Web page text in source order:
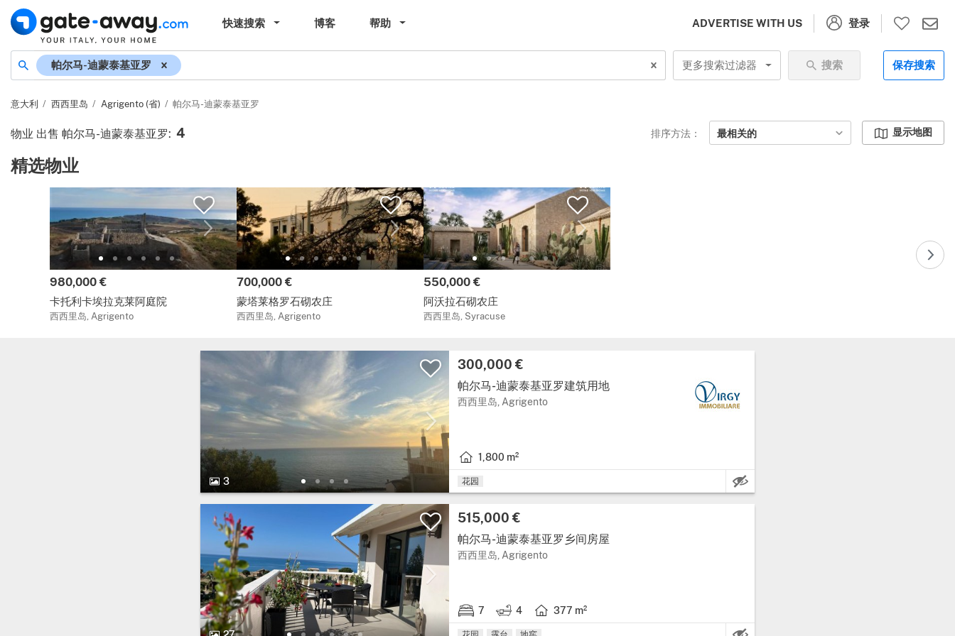
快速搜索 博客 帮助 ADVERTISE WITH US 登录
地名
帕尔马-迪蒙泰基亚罗 更多搜索过滤器 搜索 保存搜索
意大利 西西里岛 Agrigento (省) 帕尔马-迪蒙泰基亚罗
物业 出售 帕尔马-迪蒙泰基亚罗: 4 排序方法： 最相关的 显示地图
精选物业
价格:
980,000 €
卡托利卡埃拉克莱阿庭院
西西里岛, Agrigento
价格:
700,000 €
蒙塔莱格罗石砌农庄
西西里岛, Agrigento
价格:
550,000 €
阿沃拉石砌农庄
西西里岛, Syracuse
3
3 图片.
价格:
300,000 €
帕尔马-迪蒙泰基亚罗建筑用地
西西里岛, Agrigento大区: 西西里岛, 省: Agrigento.
1,800 m²
房屋面积: 1,800 平方米.
花园
价格:
515,000 €
帕尔马-迪蒙泰基亚罗乡间房屋
西西里岛, Agrigento大区: 西西里岛, 省: Agrigento.
7
7 卧室. 4
4 浴室. 377 m²
房屋面积: 377 平方米.